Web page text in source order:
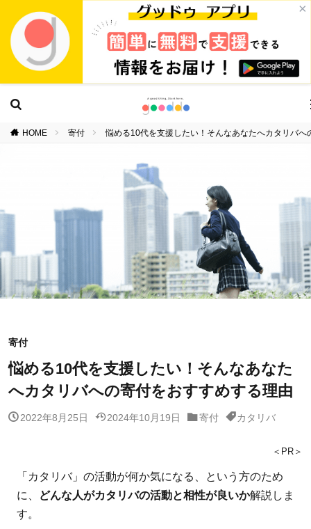
×
HOME 寄付 悩める10代を支援したい！そんなあなたへカタリバへ
寄付
悩める10代を支援したい！そんなあなた
へカタリバへの寄付をおすすめする理由
2022年8月25日 2024年10月19日 寄付 カタリバ
＜PR＞
「カタリバ」の活動が何か気になる、という方のため
に、
どんな人がカタリバの活動と相性が良いか解説しま
す。